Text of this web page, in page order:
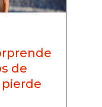
de
pierde